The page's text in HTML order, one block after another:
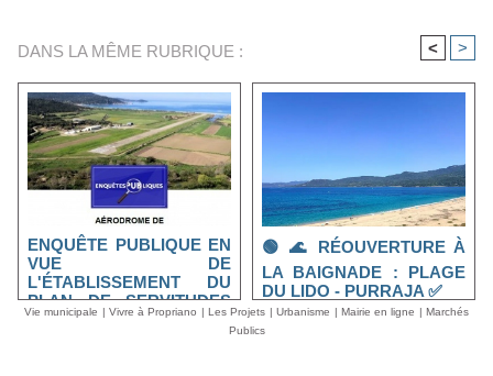
DANS LA MÊME RUBRIQUE : < >
ENQUÊTE PUBLIQUE EN
VUE DE
L'ÉTABLISSEMENT DU
PLAN DE SERVITUDES
AÉRONAUTIQUES DE
DÉGAGEMENT DE
🟢 🌊 RÉOUVERTURE À
LA BAIGNADE : PLAGE
DU LIDO - PURRAJA ✅
Vie municipale Vivre à Propriano Les Projets Urbanisme Mairie en ligne
Marchés
Publics